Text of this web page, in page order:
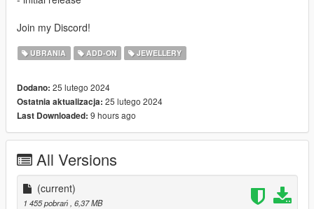
Join my Discord!
UBRANIA ADD-ON JEWELLERY
Dodano: 25 lutego 2024
Ostatnia aktualizacja: 25 lutego 2024
Last Downloaded: 9 hours ago
All Versions
(current)
1 455 pobrań , 6,37 MB